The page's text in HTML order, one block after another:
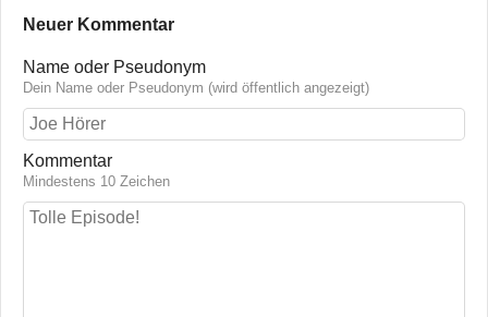
Neuer Kommentar
Name oder Pseudonym
Dein Name oder Pseudonym (wird öffentlich angezeigt)
Kommentar
Mindestens 10 Zeichen